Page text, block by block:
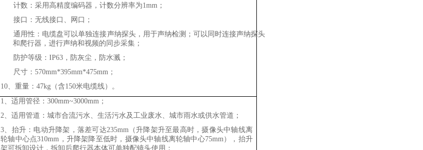
5、计数：采用高精度编码器，计数分辨率为1mm；
6、接口：无线接口、网口；
7、通用性： 电缆盘可以单独连接声纳探头，用于声纳检测；可以同时连接声纳探头
和 爬行器，进行声纳和视频的同步采集；
防护等级：IP63，防灰尘，防水溅；
尺寸：570mm*395mm*475mm；
10、重量：47kg（含150米电缆线）。
1、适用管径：300mm~3000mm；
2、适用管道：城市合流污水、生活污水及工业废水、城市雨水或供水管道；
3、抬升：电动升降架，落差可达235mm（升降架升至最高时，摄像头中轴线离
轮轴中心点310mm，升降架降至低时，摄像头中轴线离轮轴中心75mm），抬升
架可拆卸设计，拆卸后爬行器本体可单独配镜头使用；